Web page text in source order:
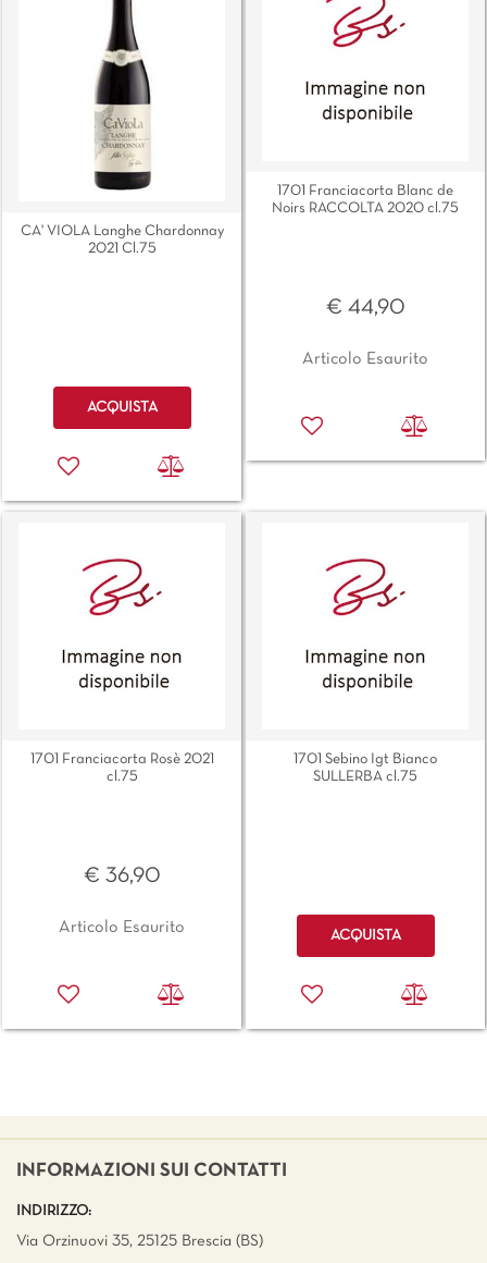
CA' VIOLA Langhe Chardonnay
2021 Cl.75
Quantità
ACQUISTA
1701 Franciacorta Blanc de
Noirs RACCOLTA 2020 cl.75
€ 44,90
Articolo Esaurito
1701 Franciacorta Rosè 2021
cl.75
€ 36,90
Articolo Esaurito
1701 Sebino Igt Bianco
SULLERBA cl.75
Quantità
ACQUISTA
INFORMAZIONI SUI CONTATTI
INDIRIZZO:
Via Orzinuovi 35, 25125 Brescia (BS)